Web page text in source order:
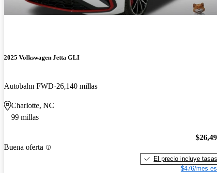
2025 Volkswagen Jetta GLI
Autobahn FWD 26,140 millas
Charlotte, NC
99 millas
Buena oferta
El precio incluye tasas
$476/mes